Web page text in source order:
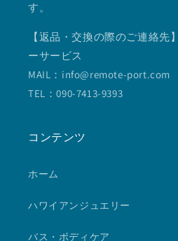
す。
【返品・交換の際のご連絡先
ーサービス
MAIL：info@remote-port.com
TEL：090-7413-9393
コンテンツ
ホーム
ハワイアンジュエリー
バス・ボディケア